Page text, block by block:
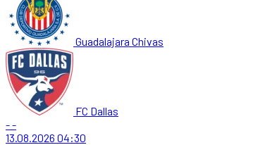
Guadalajara Chivas
FC Dallas
--
13.08.2026 04:30